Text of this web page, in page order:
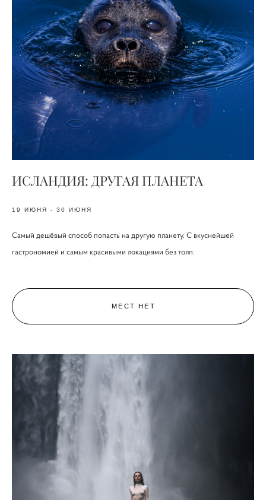
ИСЛАНДИЯ: ДРУГАЯ ПЛАНЕТА
19 ИЮНЯ - 30 ИЮНЯ
Самый дешёвый способ попасть на другую планету. С вкуснейшей
гастрономией и самым красивыми локациями без толп.
МЕСТ НЕТ